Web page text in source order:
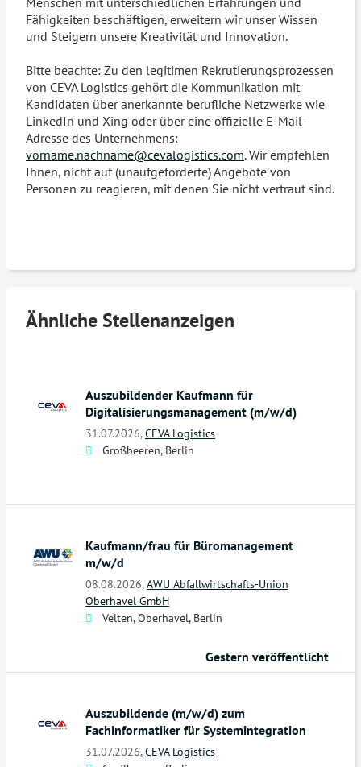
Fähigkeiten beschäftigen, erweitern wir unser Wissen
und Steigern unsere Kreativität und Innovation.
Bitte beachte: Zu den legitimen Rekrutierungsprozessen
von CEVA Logistics gehört die Kommunikation mit
Kandidaten über anerkannte berufliche Netzwerke wie
LinkedIn und Xing oder über eine offizielle E-Mail-
Adresse des Unternehmens:
vorname.nachname@cevalogistics.com. Wir empfehlen
Ihnen, nicht auf (unaufgeforderte) Angebote von
Personen zu reagieren, mit denen Sie nicht vertraut sind.
Ähnliche Stellenanzeigen
Auszubildender Kaufmann für
Digitalisierungsmanagement (m/w/d)
31.07.2026,CEVA Logistics
Großbeeren, Berlin
Kaufmann/frau für Büromanagement
m/w/d
08.08.2026,AWU Abfallwirtschafts-Union
Oberhavel GmbH
Velten, Oberhavel, Berlin
Gestern veröffentlicht
Auszubildende (m/w/d) zum
Fachinformatiker für Systemintegration
31.07.2026,CEVA Logistics